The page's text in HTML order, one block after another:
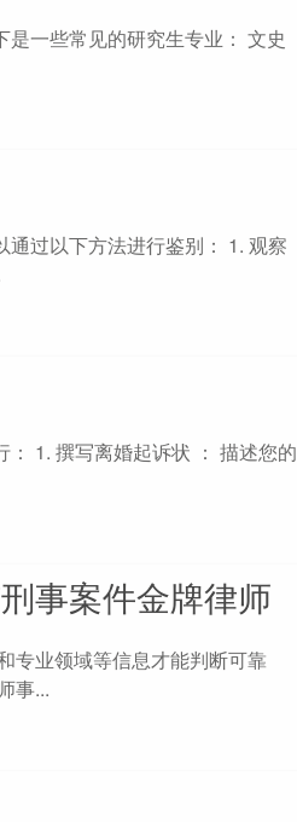
一些常见的研究生专业： 文史
过以下方法进行鉴别： 1. 观察
1. 撰写离婚起诉状 ： 描述您的
事案件金牌律师
专业领域等信息才能判断可靠
事...